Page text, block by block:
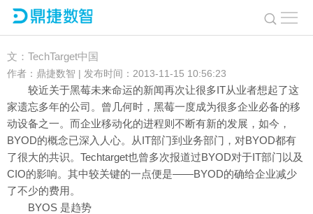
文：TechTarget中国
作者：鼎捷数智 | 发布时间：2013-11-15 10:56:23
较近关于黑莓未来命运的新闻再次让很多IT从业者想起了这
家遗忘多年的公司。曾几何时，黑莓一度成为很多企业必备的移
动设备之一。而企业移动化的进程则不断有新的发展，如今，
BYOD的概念已深入人心。从IT部门到业务部门，对BYOD都有
了很大的共识。Techtarget也曾多次报道过BYOD对于IT部门以及
CIO的影响。其中较关键的一点便是——BYOD的确给企业减少
了不少的费用。
BYOS 是趋势